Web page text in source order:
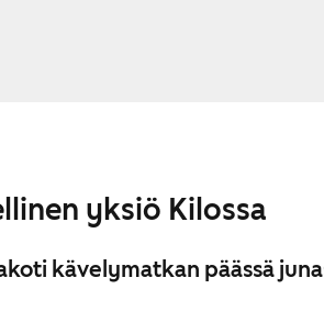
yksiö Kilossa
kävelymatkan päässä